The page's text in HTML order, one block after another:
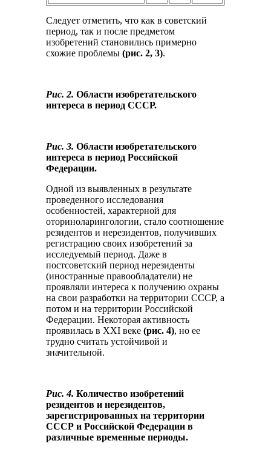
Следует отметить, что как в советский
период, так и после предметом
изобретений становились примерно
схожие проблемы(рис. 2, 3).
Рис. 2. Области изобретательского
интереса в период СССР.
Рис. 3. Области изобретательского
интереса в период Российской
Федерации.
Одной из выявленных в результате
проведенного исследования
особенностей, характерной для
оториноларингологии, стало соотношение
резидентов и нерезидентов, получивших
регистрацию своих изобретений за
исследуемый период. Даже в
постсоветский период нерезиденты
(иностранные правообладатели) не
проявляли интереса к получению охраны
на свои разработки на территории СССР, а
потом и на территории Российской
Федерации. Некоторая активность
проявилась в XXI веке(рис. 4), но ее
трудно считать устойчивой и
значительной.
Рис. 4. Количество изобретений
резидентов и нерезидентов,
зарегистрированных на территории
СССР и Российской Федерации в
различные временные периоды.